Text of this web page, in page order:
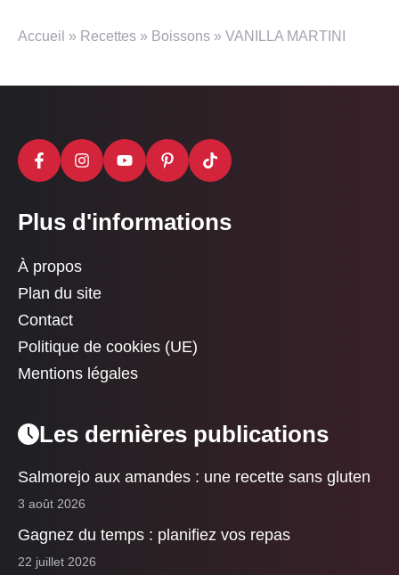
Accueil » Recettes » Boissons » VANILLA MARTINI
Plus d'informations
À propos
Plan du site
Contact
Politique de cookies (UE)
Mentions légales
Les dernières publications
Salmorejo aux amandes : une recette sans gluten
3 août 2026
Gagnez du temps : planifiez vos repas
22 juillet 2026